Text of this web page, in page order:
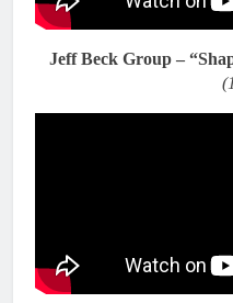
Jeff Beck Group –